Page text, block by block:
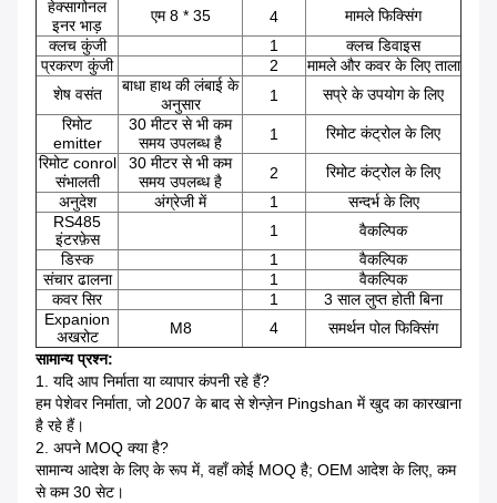
हेक्सागोनल
इनर भाड़
एम 8 * 35 4
मामले फिक्सिंग
क्लच कुंजी
1
क्लच डिवाइस
प्रकरण कुंजी
2
मामले और कवर के लिए ताला
शेष वसंत
बाधा हाथ की लंबाई के
अनुसार
1
सप्रे के उपयोग के लिए
रिमोट
emitter
30 मीटर से भी कम
समय उपलब्ध है
1
रिमोट कंट्रोल के लिए
रिमोट conrol
संभालती
30 मीटर से भी कम
समय उपलब्ध है
2
रिमोट कंट्रोल के लिए
अनुदेश
अंग्रेजी में 1
सन्दर्भ के लिए
RS485
इंटरफ़ेस
1
वैकल्पिक
डिस्क
1
वैकल्पिक
संचार ढालना
1
वैकल्पिक
कवर सिर
1
3 साल लुप्त होती बिना
Expanion
अखरोट
M8 4
समर्थन पोल फिक्सिंग
सामान्य प्रश्न:
1. यदि आप निर्माता या व्यापार कंपनी रहे हैं?
हम पेशेवर निर्माता, जो 2007 के बाद से शेन्ज़ेन Pingshan में खुद का कारखाना
है रहे हैं।
2. अपने MOQ क्या है?
सामान्य आदेश के लिए के रूप में, वहाँ कोई MOQ है; OEM आदेश के लिए, कम
से कम 30 सेट।